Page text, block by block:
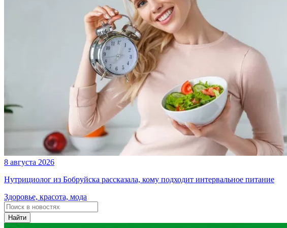
8 августа 2026
Нутрициолог из Бобруйска рассказала, кому подходит интервальное питание
Здоровье, красота, мода
Найти